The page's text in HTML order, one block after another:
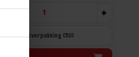
+
Grootverpakking (50)